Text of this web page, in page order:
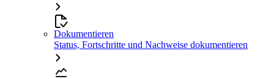
Dokumentieren
Status, Fortschritte und Nachweise dokumentieren